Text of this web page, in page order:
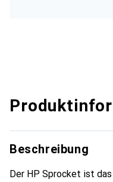
Beschreibung
Der HP Sprocket ist